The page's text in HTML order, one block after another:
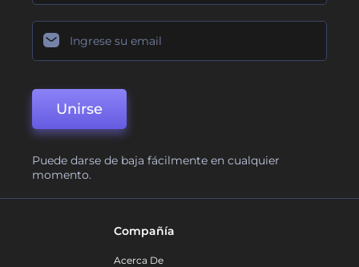
Unirse
Puede darse de baja fácilmente en cualquier
momento.
Compañía
Acerca De